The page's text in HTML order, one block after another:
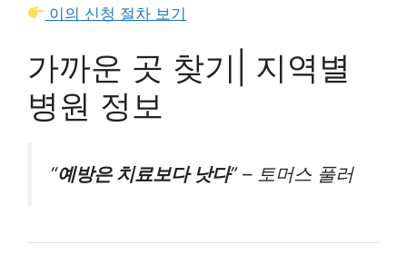
이의 신청 절차 보기
가까운 곳 찾기| 지역별
병원 정보
“예방은 치료보다 낫다” – 토머스 풀러